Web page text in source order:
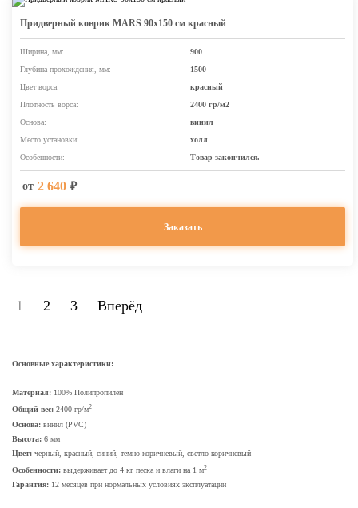
Придверный коврик MARS 90х150 см красный
Ширина, мм:
900
Глубина прохождения, мм:
1500
Цвет ворса:
красный
Плотность ворса:
2400 гр/м2
Основа:
винил
Место установки:
холл
Особенности:
Товар закончился.
от 2 640 ₽
Заказать
1 2 3 Вперёд
Основные характеристики:
Материал: 100% Полипропилен
Общий вес: 2400 гр/м2
Основа: винил (PVC)
Высота: 6 мм
Цвет: черный, красный, синий, темно-коричневый, светло-коричневый
Особенности: выдерживает до 4 кг песка и влаги на 1 м2
Гарантия: 12 месяцев при нормальных условиях эксплуатации